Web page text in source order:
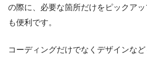
の際に、必要な箇所だけをピックア
も便利です。
コーディングだけでなくデザインな